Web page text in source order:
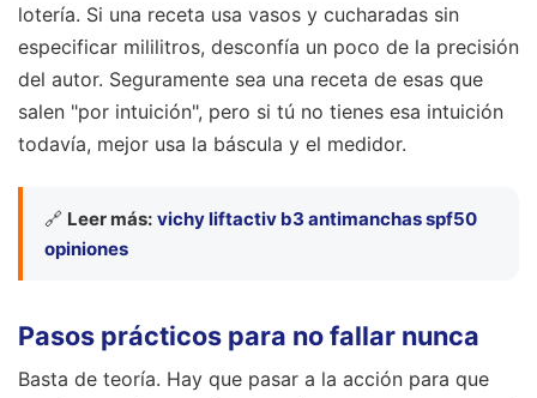
lotería. Si una receta usa vasos y cucharadas sin
especificar mililitros, desconfía un poco de la precisión
del autor. Seguramente sea una receta de esas que
salen "por intuición", pero si tú no tienes esa intuición
todavía, mejor usa la báscula y el medidor.
🔗 Leer más: vichy liftactiv b3 antimanchas spf50
opiniones
Pasos prácticos para no fallar nunca
Basta de teoría. Hay que pasar a la acción para que